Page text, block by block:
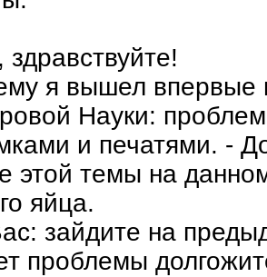
я вышел впервые
Науки:
и печатями. -
этой темы на
яйца.
зайдите на
проблемы